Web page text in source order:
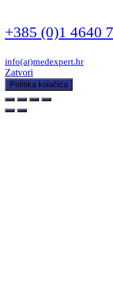
+385 (0)1 4640
info(at)medexpert.hr
Zatvori
Politika kolačića